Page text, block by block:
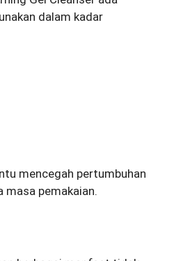
dalam kadar
mencegah pertumbuhan
pemakaian.